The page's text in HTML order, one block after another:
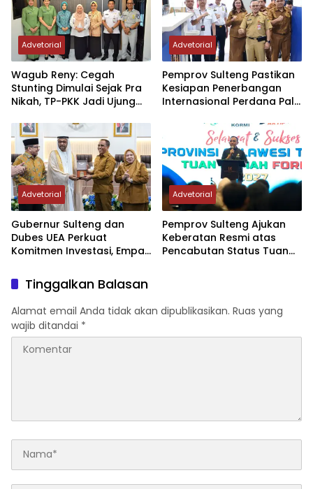
Advetorial
Wagub Reny: Cegah
Stunting Dimulai Sejak Pra
Nikah, TP-PKK Jadi Ujung
Advetorial
Pemprov Sulteng Pastikan
Kesiapan Penerbangan
Internasional Perdana Palu
Advetorial
Gubernur Sulteng dan
Dubes UEA Perkuat
Komitmen Investasi, Empat
Advetorial
Pemprov Sulteng Ajukan
Keberatan Resmi atas
Pencabutan Status Tuan
Tinggalkan Balasan
Alamat email Anda tidak akan dipublikasikan. Ruas yang
wajib ditandai *